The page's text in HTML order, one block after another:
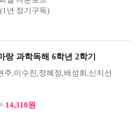
(1년 정기구독)
랑 과학독해 6학년 2학기
주,이수진,정혜정,배성희,신지선
14,310원